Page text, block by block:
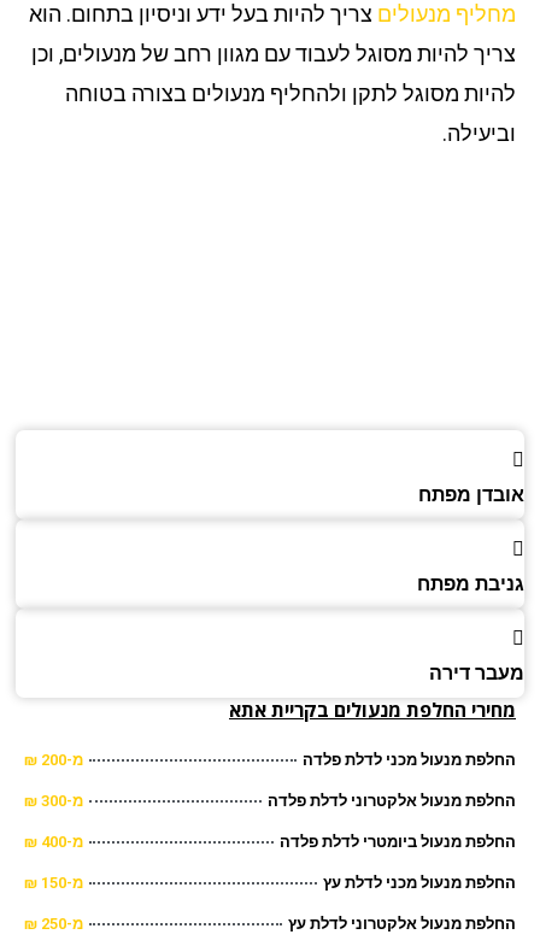
מנעוליםצריך להיות בעל ידע וניסיון בתחום. הוא
להיות מסוגל לעבוד עם מגוון רחב של מנעולים, וכן
מסוגל לתקן ולהחליף מנעולים בצורה בטוחה
מפתח
מפתח
דירה
החלפת מנעולים בקריית אתא
מנעול מכני לדלת פלדה מ-200 ₪
מנעול אלקטרוני לדלת פלדה מ-300 ₪
מנעול ביומטרי לדלת פלדה מ-400 ₪
מנעול מכני לדלת עץ מ-150 ₪
מנעול אלקטרוני לדלת עץ מ-250 ₪